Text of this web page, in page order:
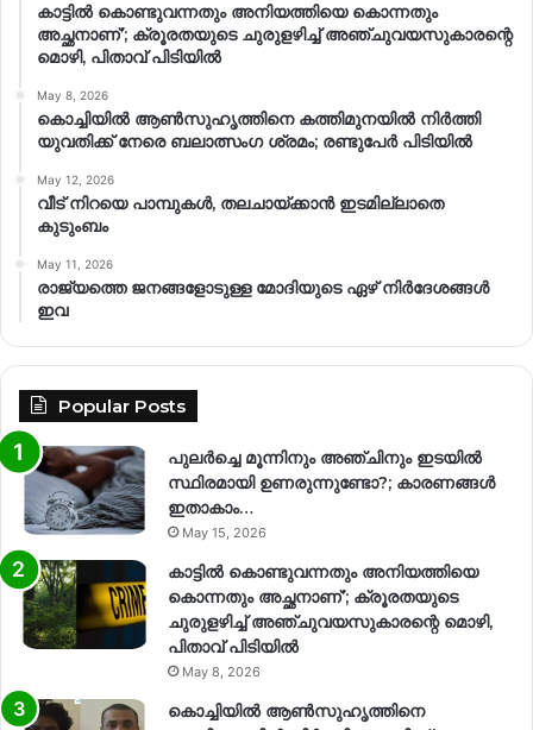
കാട്ടിൽ കൊണ്ടുവന്നതും അനിയത്തിയെ കൊന്നതും
അച്ഛനാണ്’; ക്രൂരതയുടെ ചുരുളഴിച്ച് അഞ്ചുവയസുകാരന്റെ
മൊഴി, പിതാവ് പിടിയിൽ
May 8, 2026
കൊച്ചിയിൽ ആൺസുഹൃത്തിനെ കത്തിമുനയിൽ നിർത്തി
യുവതിക്ക് നേരെ ബലാത്സംഗ​ ശ്രമം; രണ്ടുപേർ പിടിയിൽ
May 12, 2026
വീട് നിറയെ പാമ്പുകൾ, തലചായ്ക്കാൻ ഇടമില്ലാതെ
കുടുംബം
May 11, 2026
രാജ്യത്തെ ജനങ്ങളോടുള്ള മോദിയുടെ ഏഴ് നിര്‍ദേശങ്ങള്‍
ഇവ
Popular Posts
പുലർച്ചെ മൂന്നിനും അഞ്ചിനും ഇടയിൽ
സ്ഥിരമായി ഉണരുന്നുണ്ടോ?; കാരണങ്ങള്‍
ഇതാകാം…
May 15, 2026
കാട്ടിൽ കൊണ്ടുവന്നതും അനിയത്തിയെ
കൊന്നതും അച്ഛനാണ്’; ക്രൂരതയുടെ
ചുരുളഴിച്ച് അഞ്ചുവയസുകാരന്റെ മൊഴി,
പിതാവ് പിടിയിൽ
May 8, 2026
കൊച്ചിയിൽ ആൺസുഹൃത്തിനെ